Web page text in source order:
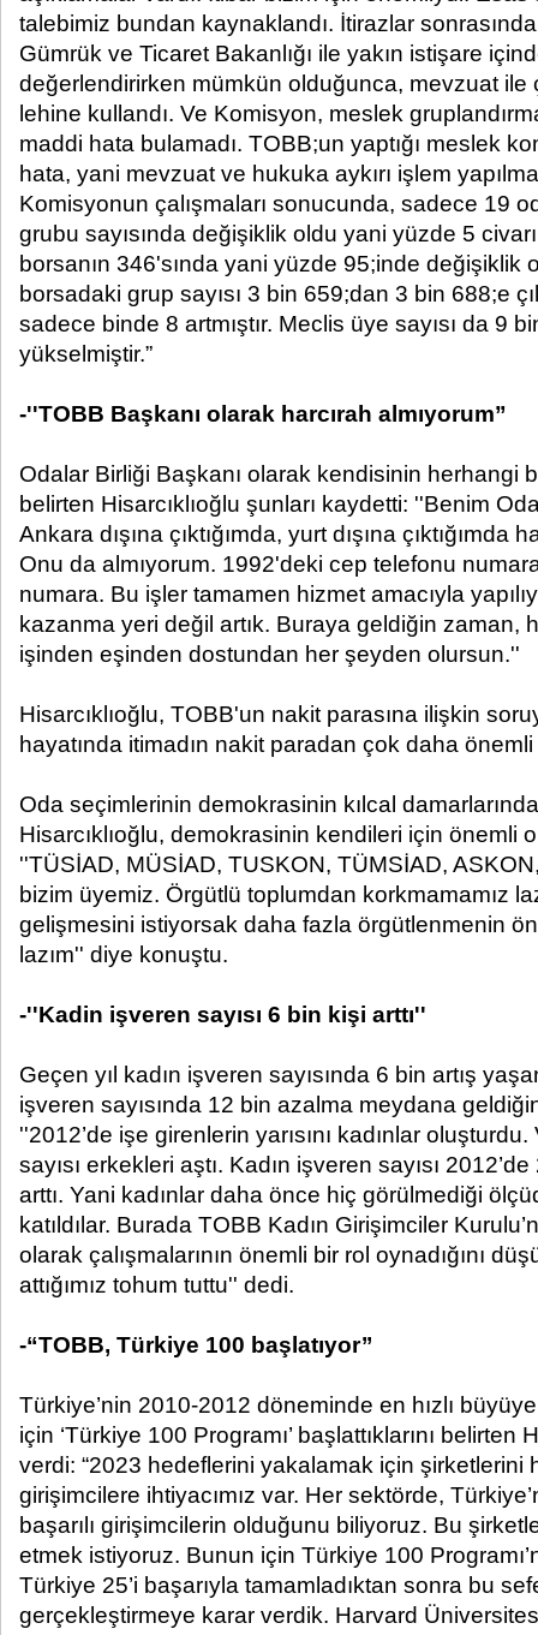
talebimiz bundan kaynaklandı. İtirazlar
Gümrük ve Ticaret Bakanlığı ile yakın istişare
değerlendirirken mümkün olduğunca, mevzuat ile
lehine kullandı. Ve Komisyon, meslek
maddi hata bulamadı. TOBB;un yaptığı meslek
hata, yani mevzuat ve hukuka aykırı işlem
Komisyonun çalışmaları sonucunda, sadece 19
grubu sayısında değişiklik oldu yani yüzde 5
borsanın 346'sında yani yüzde 95;inde değişiklik
borsadaki grup sayısı 3 bin 659;dan 3 bin 688;e
sadece binde 8 artmıştır. Meclis üye sayısı da 9
yükselmiştir.”
-''TOBB Başkanı olarak harcırah almıyorum”
Odalar Birliği Başkanı olarak kendisinin herhangi
belirten Hisarcıklıoğlu şunları kaydetti: ''Benim
Ankara dışına çıktığımda, yurt dışına çıktığımda
Onu da almıyorum. 1992'deki cep telefonu
numara. Bu işler tamamen hizmet amacıyla
kazanma yeri değil artık. Buraya geldiğin zaman,
işinden eşinden dostundan her şeyden olursun.''
Hisarcıklıoğlu, TOBB'un nakit parasına ilişkin
hayatında itimadın nakit paradan çok daha
Oda seçimlerinin demokrasinin kılcal
Hisarcıklıoğlu, demokrasinin kendileri için önemli
''TÜSİAD, MÜSİAD, TUSKON, TÜMSİAD,
bizim üyemiz. Örgütlü toplumdan korkmamamız
gelişmesini istiyorsak daha fazla örgütlenmenin
lazım'' diye konuştu.
-''Kadin işveren sayısı 6 bin kişi arttı''
Geçen yıl kadın işveren sayısında 6 bin artış
işveren sayısında 12 bin azalma meydana
''2012’de işe girenlerin yarısını kadınlar
sayısı erkekleri aştı. Kadın işveren sayısı
arttı. Yani kadınlar daha önce hiç görülmediği
katıldılar. Burada TOBB Kadın Girişimciler
olarak çalışmalarının önemli bir rol oynadığını
attığımız tohum tuttu'' dedi.
-“TOBB, Türkiye 100 başlatıyor’’
Türkiye’nin 2010-2012 döneminde en hızlı
için ‘Türkiye 100 Programı’ başlattıklarını belirten
verdi: “2023 hedeflerini yakalamak için şirketlerini
girişimcilere ihtiyacımız var. Her sektörde,
başarılı girişimcilerin olduğunu biliyoruz. Bu
etmek istiyoruz. Bunun için Türkiye 100
Türkiye 25’i başarıyla tamamladıktan sonra bu
gerçekleştirmeye karar verdik. Harvard